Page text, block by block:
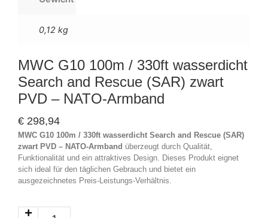
0,12 kg
MWC G10 100m / 330ft wasserdicht
Search and Rescue (SAR) zwart
PVD – NATO-Armband
€ 298,94
MWC G10 100m / 330ft wasserdicht Search and Rescue (SAR)
zwart PVD – NATO-Armband überzeugt durch Qualität,
Funktionalität und ein attraktives Design. Dieses Produkt eignet
sich ideal für den täglichen Gebrauch und bietet ein
ausgezeichnetes Preis-Leistungs-Verhältnis.